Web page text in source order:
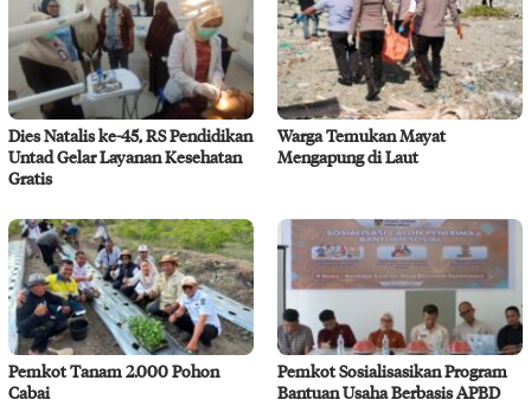
Dies Natalis ke-45, RS Pendidikan
Untad Gelar Layanan Kesehatan
Gratis
Warga Temukan Mayat
Mengapung di Laut
Pemkot Tanam 2.000 Pohon
Cabai
Pemkot Sosialisasikan Program
Bantuan Usaha Berbasis APBD